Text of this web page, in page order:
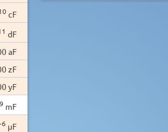
cF
dF
aF
zF
yF
mF
-6 µF